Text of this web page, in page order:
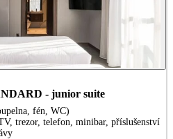
- junior suite
fén, WC)
trezor, telefon, minibar, příslušenství